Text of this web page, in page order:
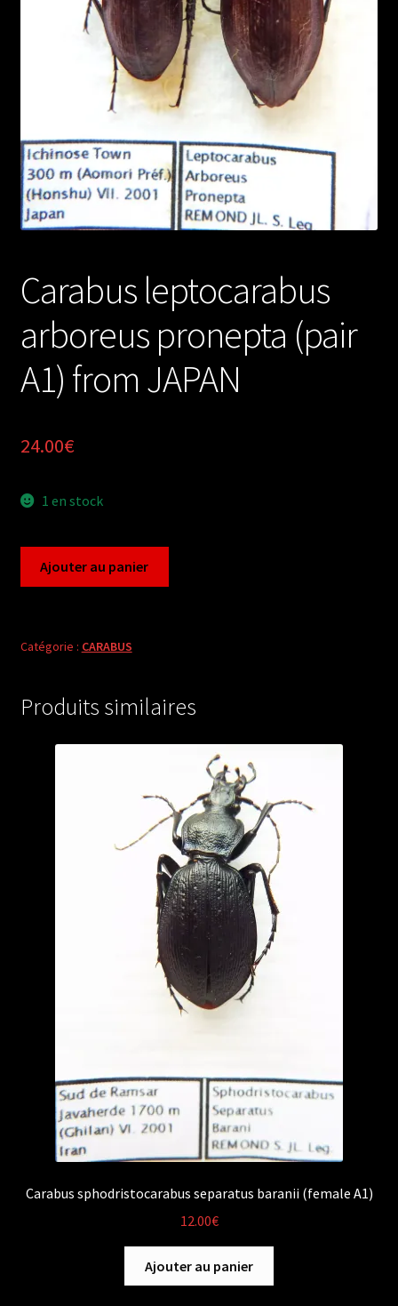
Carabus leptocarabus
arboreus pronepta (pair
A1) from JAPAN
24.00€
1 en stock
arboreus
A1)
Ajouter au panier
Catégorie : CARABUS
Produits similaires
Carabus sphodristocarabus separatus baranii (female A1)
12.00€
Ajouter au panier